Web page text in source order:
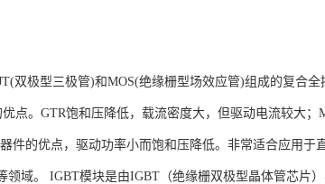
双极型三极管)和MOS(绝缘栅型场效应管)组成的复合
点。GTR饱和压降低，载流密度大，但驱动电流较大；
的优点，驱动功率小而饱和压降低。非常适合应用于
域。 IGBT模块是由IGBT（绝缘栅双极型晶体管芯片